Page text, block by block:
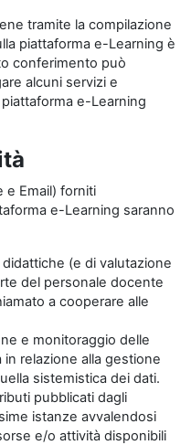
tramite la compilazione
piattaforma e-Learning è
conferimento può
alcuni servizi e
e-Learning
e Email) forniti
e-Learning saranno
(e di valutazione
del personale docente
a cooperare alle
e monitoraggio delle
relazione alla gestione
sistemistica dei dati.
pubblicati dagli
istanze avvalendosi
e/o attività disponibili